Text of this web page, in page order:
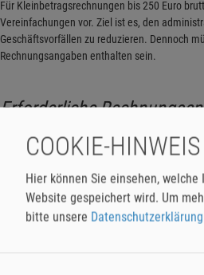
Für Kleinbetragsrechnungen bis 250 Euro
Vereinfachungen vor. Ziel ist es, den
Geschäftsvorfällen zu reduzieren. Dennoch
Rechnungsangaben enthalten sein.
Erforderliche
Ausstellungsdatum
COOKIE-HINWEIS
Hier können Sie einsehen,
Website gespeichert wird. Um
bitte unsere Datenschutzerklärung